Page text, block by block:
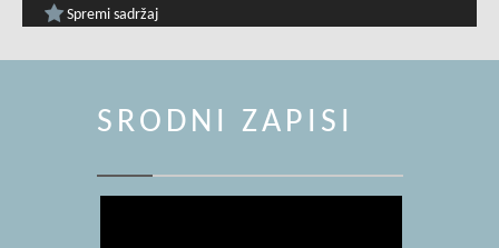
Spremi sadržaj
SRODNI ZAPISI